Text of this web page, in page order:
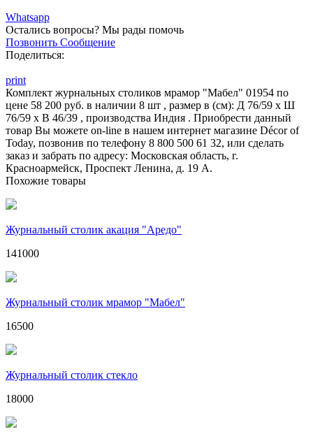
Whatsapp
Остались вопросы? Мы рады помочь
Позвонить Сообщение
Поделиться:
print
Комплект журнальных столиков мрамор "Мабел" 01954 по
цене 58 200 руб. в наличии 8 шт , размер в (см): Д 76/59 x Ш
76/59 x В 46/39 , производства Индия . Приобрести данный
товар Вы можете on-line в нашем интернет магазине Décor of
Today, позвонив по телефону 8 800 500 61 32, или сделать
заказ и забрать по адресу: Московская область, г.
Красноармейск, Проспект Ленина, д. 19 А.
Похожие товары
Журнальный столик акация "Аредо"
141000
Журнальный столик мрамор "Мабел"
16500
Журнальный столик стекло
18000